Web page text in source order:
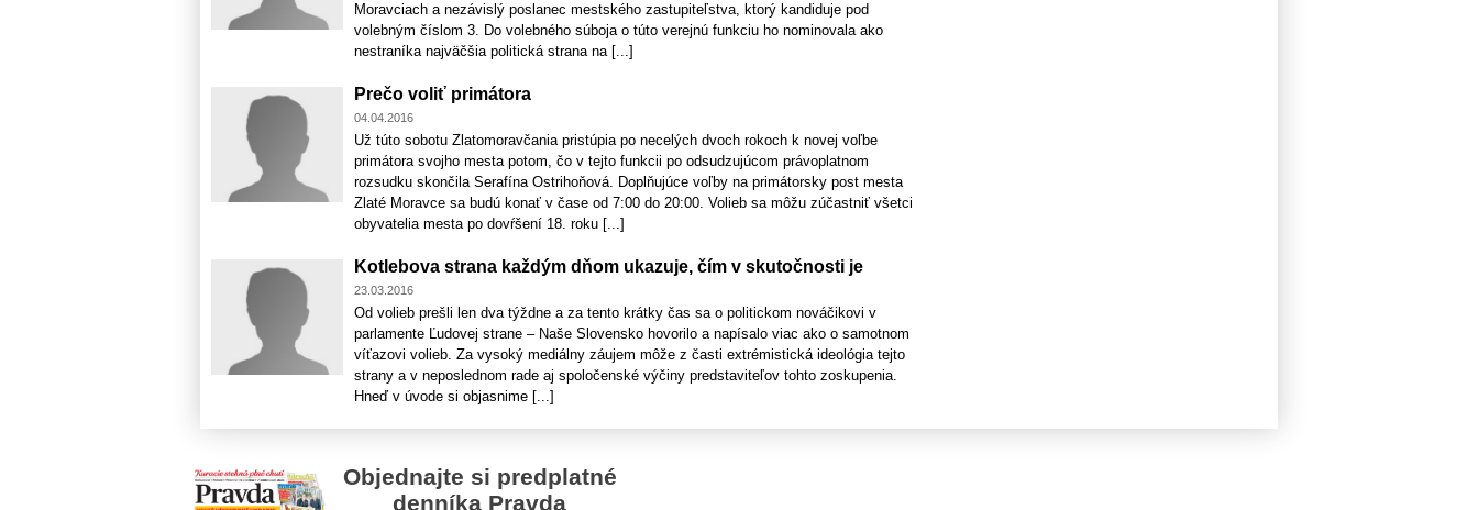
Moravciach a nezávislý poslanec mestského zastupiteľstva, ktorý kandiduje pod
volebným číslom 3. Do volebného súboja o túto verejnú funkciu ho nominovala ako
nestraníka najväčšia politická strana na [...]
Prečo voliť primátora
04.04.2016
Už túto sobotu Zlatomoravčania pristúpia po necelých dvoch rokoch k novej voľbe
primátora svojho mesta potom, čo v tejto funkcii po odsudzujúcom právoplatnom
rozsudku skončila Serafína Ostrihoňová. Doplňujúce voľby na primátorsky post mesta
Zlaté Moravce sa budú konať v čase od 7:00 do 20:00. Volieb sa môžu zúčastniť všetci
obyvatelia mesta po dovŕšení 18. roku [...]
Kotlebova strana každým dňom ukazuje, čím v skutočnosti je
23.03.2016
Od volieb prešli len dva týždne a za tento krátky čas sa o politickom nováčikovi v
parlamente Ľudovej strane – Naše Slovensko hovorilo a napísalo viac ako o samotnom
víťazovi volieb. Za vysoký mediálny záujem môže z časti extrémistická ideológia tejto
strany a v neposlednom rade aj spoločenské výčiny predstaviteľov tohto zoskupenia.
Hneď v úvode si objasnime [...]
Objednajte si predplatné
denníka Pravda